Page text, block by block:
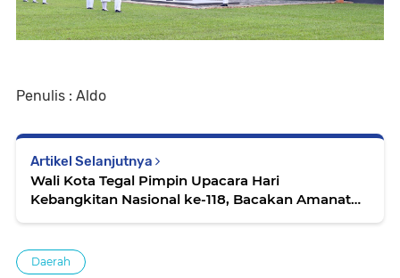
Penulis : Aldo
Artikel Selanjutnya
Wali Kota Tegal Pimpin Upacara Hari
Kebangkitan Nasional ke-118, Bacakan Amanat
Daerah